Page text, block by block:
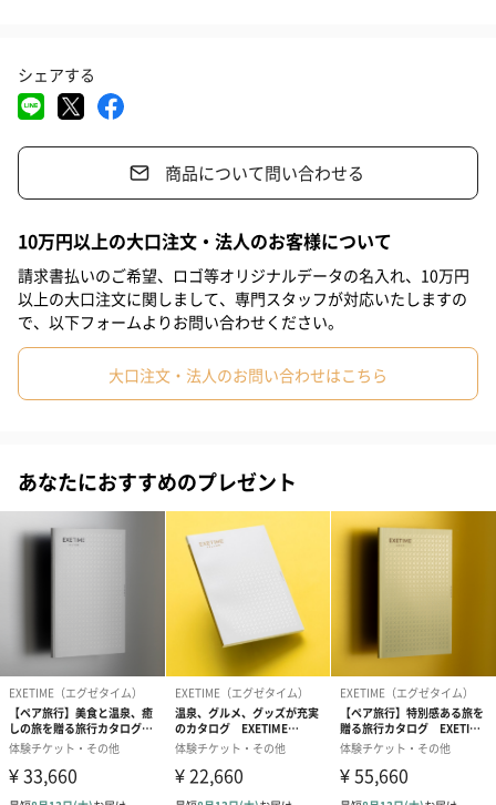
業界初の極上の質感！ 最大級の圧倒的ボリューム
の質感と圧倒的な存在感で贈り先様への、サプライズとご満足を
ご提供します。
本体カタログに別冊を加え、総ページ数616ページにおよび、厳選
された温泉宿やホテル宿泊などはもちろんのこと、極上の体験、
●体裁：本体／B5版552ページ
別冊（RECOMMENDED）／B5版64ページ
●総掲載商品：約629点
●カタログの厚み：約4㎝（ケース込）
●カタログの重さ：1.43㎏（ケース込）
●コンシェルジュサービス付き
ワンランク上の贈り物
『母の日＆父の日のプレゼントに』
#パーティー
#ホワイトデー
#送別会 #還暦祝い #男子大学生
#部下女性 #部下男性 #娘 #息子 #姉 #妹 #兄
#弟 #女子大学生 #彼女 #同僚男性 #同僚女性
#妻 #夫 #女性 #男性 #男友達 #女友達 #彼氏
#60代 #70代 #80代 #90代
シェアする
商品について問い合わせる
10万円以上の大口注文・法人のお客様について
請求書払いのご希望、ロゴ等オリジナルデータの名入れ、10万円
以上の大口注文に関しまして、専門スタッフが対応いたしますの
で、以下フォームよりお問い合わせください。
大口注文・法人のお問い合わせはこちら
あなたにおすすめのプレゼント